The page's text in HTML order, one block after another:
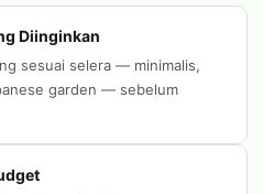
Diinginkan
sesuai selera — minimalis,
garden — sebelum